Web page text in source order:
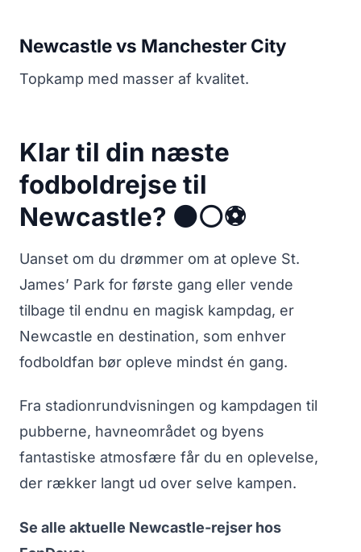
Newcastle vs Manchester City
Topkamp med masser af kvalitet.
Klar til din næste
fodboldrejse til
Newcastle? ⚫⚪⚽
Uanset om du drømmer om at opleve St.
James’ Park for første gang eller vende
tilbage til endnu en magisk kampdag, er
Newcastle en destination, som enhver
fodboldfan bør opleve mindst én gang.
Fra stadionrundvisningen og kampdagen til
pubberne, havneområdet og byens
fantastiske atmosfære får du en oplevelse,
der rækker langt ud over selve kampen.
Se alle aktuelle Newcastle-rejser hos